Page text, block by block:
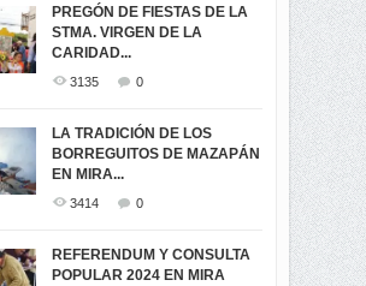
PREGÓN DE FIESTAS DE LA
STMA. VIRGEN DE LA
CARIDAD...
3135 0
LA TRADICIÓN DE LOS
BORREGUITOS DE MAZAPÁN
EN MIRA...
3414 0
REFERENDUM Y CONSULTA
POPULAR 2024 EN MIRA
-ENCENDIDO DEL ARBOL DE
...
MIRA
3441
TRIUNFO DE...
ELECCION CRUCIAL:
SEGUNDA VUELTA
PRESIDENCIAL EL 1...
VIRTUALES ASAMBLEISTAS
POR LA PROVINCIA DEL
CARCHI...
MIRA.EC FUE